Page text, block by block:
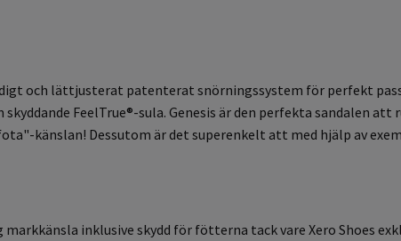
och lättjusterat patenterat snörningssystem för perfekt
FeelTrue®-sula. Genesis är den perfekta sandalen att
känslan! Dessutom är det superenkelt att med hjälp av
inklusive skydd för fötterna tack vare Xero Shoes